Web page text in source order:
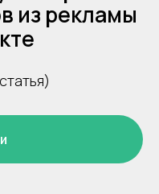
из рекламы